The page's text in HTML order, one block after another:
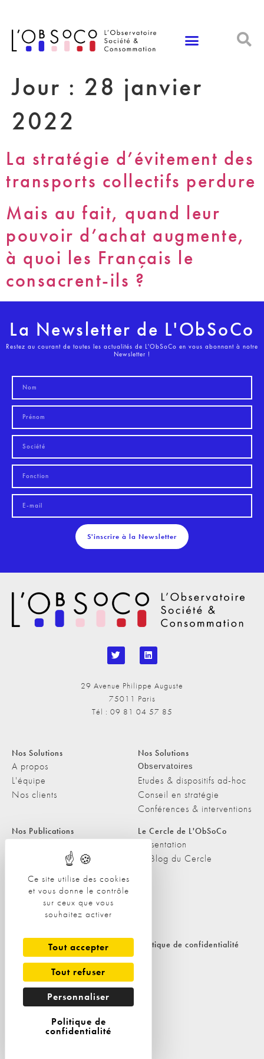
Ce site utilise des cookies
et vous donne le contrôle
sur ceux que vous
souhaitez activer
Tout accepter
Tout refuser
Personnaliser
Politique de
confidentialité
Jour : 28 janvier
2022
La stratégie d’évitement des
transports collectifs perdure
Mais au fait, quand leur
pouvoir d’achat augmente,
à quoi les Français le
consacrent-ils ?
La Newsletter de L'ObSoCo
Restez au courant de toutes les actualités de L'ObSoCo en vous abonnant à notre
Newsletter !
S'inscrire à la Newsletter
29 Avenue Philippe Auguste
75011 Paris
Tél : 09 81 04 57 85
Nos Solutions
A propos
L'équipe
Nos clients
Nos Solutions
Observatoires
Etudes & dispositifs ad-hoc
Conseil en stratégie
Conférences & interventions
Nos Publications
Les Podcasts de L'ObSoCo
L'ObSoCo dans les médias
Le Cercle de L'ObSoCo
Présentation
Le Blog du Cercle
Contacts
Nous contacter
Politique de cookies Politique de confidentialité